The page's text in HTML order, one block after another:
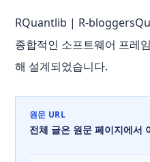
RQuantlib | R-
종합적인 소프트웨어 프레
해 설계되었습니다.
원문 URL
전체 글은 원문 페이지에서